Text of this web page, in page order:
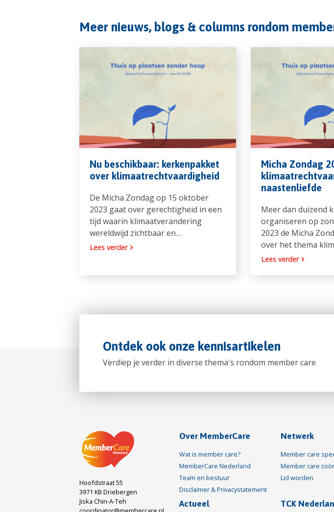
Meer nieuws, blogs & columns rondom
Nu beschikbaar: kerkenpakket
over klimaatrechtvaardigheid
De Micha Zondag op 15 oktober
2023 gaat over gerechtigheid in een
tijd waarin klimaatverandering
wereldwijd zichtbaar en…
Lees verder
Micha Zondag
naastenliefde
Meer dan duizend
organiseren op
2023 de Micha
over het thema
Lees verder
Ontdek ook onze kennisartikelen
Verdiep je verder in diverse thema's rondom member care
Hoofdstraat 55
3971 KB Driebergen
Jiska Chin-A-Teh
Over MemberCare
Wat is member care?
MemberCare Nederland
Team en bestuur
Disclaimer & Privacystatement
Netwerk
Member care
Member care
Lid worden
Actueel TCK